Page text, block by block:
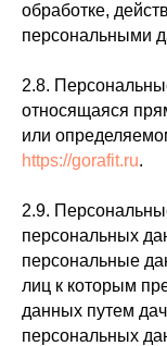
обработке,
персональными
2.8.
относящаяся
или
https://gorafit.ru.
2.9.
персональных
персональные
лиц к которым
данных путем
персональных